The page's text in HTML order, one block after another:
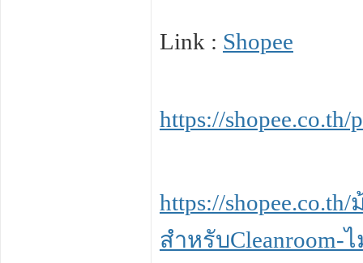
Link : Shopee
https://shopee.co.th/
https://
สำหรับCleanroom-